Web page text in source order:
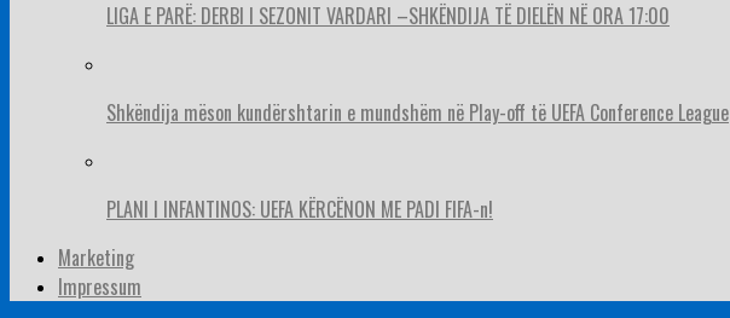
LIGA E PARË: DERBI I SEZONIT VARDARI –SHKËNDIJA TË DIELËN NË ORA 17:00
Shkëndija mëson kundërshtarin e mundshëm në Play-off të UEFA Conference League
PLANI I INFANTINOS: UEFA KËRCËNON ME PADI FIFA-n!
Marketing
Impressum